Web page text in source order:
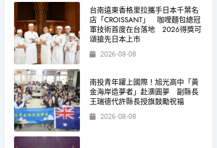
台南遠東香格里拉攜手日本千葉名
店「CROISSANT」 咖哩麵包總冠
軍技術首度在台落地 2026得獎可
頌搶先日本上市
2026-08-08
南投青年躍上國際！旭光高中「黃
金海岸造夢者」赴澳圓夢 副縣長
王瑞德代許縣長授旗鼓勵祝福
2026-08-08